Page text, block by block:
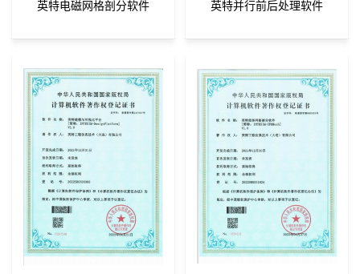
英特电磁网格剖分软件 英特并行前后处理软件